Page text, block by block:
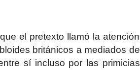
el pretexto llamó la atención
británicos a mediados de
sí incluso por las primicias